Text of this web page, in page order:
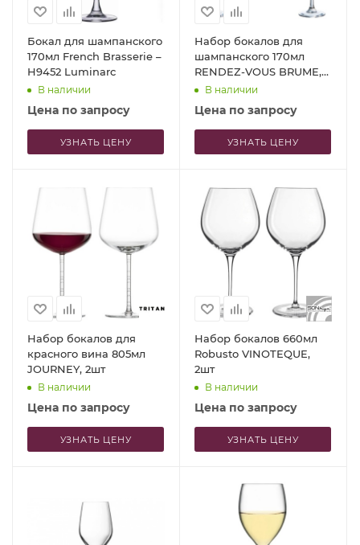
Бокал для шампанского
170мл French Brasserie –
H9452 Luminarc
В наличии
Цена по запросу
УЗНАТЬ ЦЕНУ
Набор бокалов для
шампанского 170мл
RENDEZ-VOUS BRUME,
4штВ наличии
Цена по запросу
УЗНАТЬ ЦЕНУ
Набор бокалов для
красного вина 805мл
JOURNEY, 2шт
В наличии
Цена по запросу
УЗНАТЬ ЦЕНУ
Набор бокалов 660мл
Robusto VINOTEQUE,
2шт
В наличии
Цена по запросу
УЗНАТЬ ЦЕНУ